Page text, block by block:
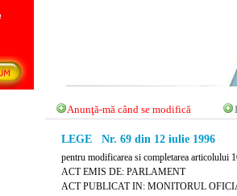
Anunţă-mă când se modifică
LEGE Nr. 69 din 12 iulie 1996
pentru modificarea si completarea articolului
ACT EMIS DE: PARLAMENT
ACT PUBLICAT IN: MONITORUL